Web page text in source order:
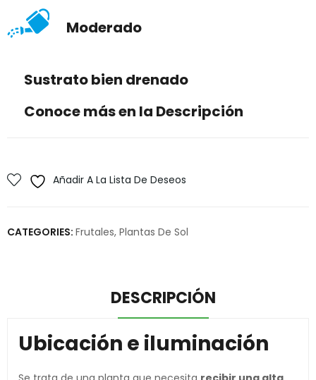
Moderado
Sustrato bien drenado
Conoce más en la Descripción
Añadir A La Lista De Deseos
CATEGORIES: Frutales, Plantas De Sol
DESCRIPCIÓN
Ubicación e iluminación